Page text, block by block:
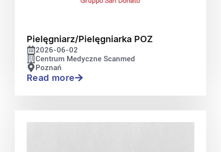
Pielęgniarz/Pielęgniarka POZ
2026-06-02
Centrum Medyczne Scanmed
Poznań
Read more